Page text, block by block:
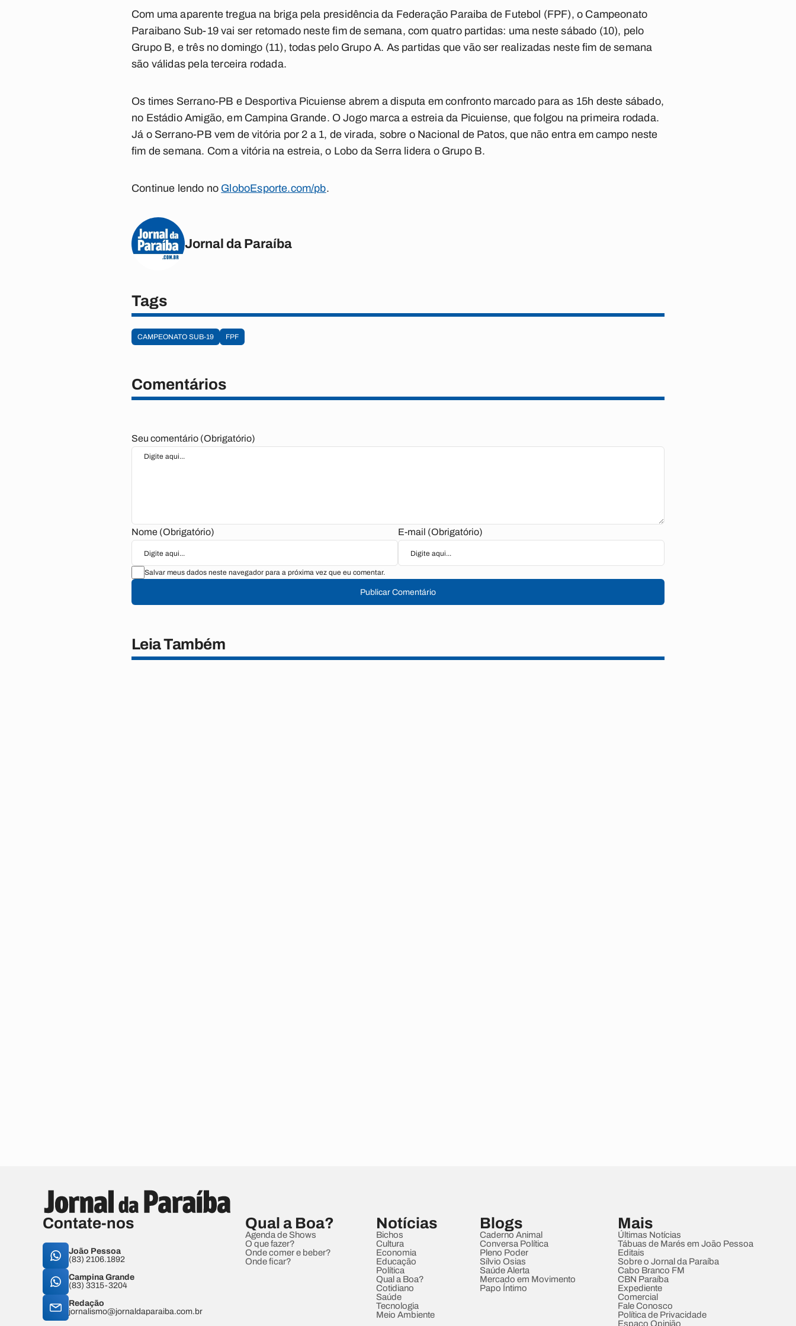
Com uma aparente tregua na briga pela presidência da Federação Paraiba de Futebol (FPF), o Campeonato
Paraibano Sub-19vai ser retomado neste fim de semana, com quatro partidas: uma neste sábado (10), pelo
Grupo B, e três no domingo (11), todas pelo Grupo A. As partidas que vão ser realizadas neste fim de semana
são válidas pela terceira rodada.
Os times Serrano-PB e Desportiva Picuiense abrem a disputa em confronto marcado para as 15h deste sábado,
no Estádio Amigão, em Campina Grande. O Jogo marca a estreia da Picuiense, que folgou na primeira rodada.
Já o Serrano-PB vem de vitória por 2 a 1, de virada, sobre o Nacional de Patos, que não entra em campo neste
fim de semana. Com a vitória na estreia, o Lobo da Serra lidera o Grupo B.
Continue lendo no GloboEsporte.com/pb.
Jornal da Paraíba
Tags
CAMPEONATO SUB-19 FPF
Comentários
Seu comentário (Obrigatório)
Nome (Obrigatório) E-mail (Obrigatório)
Salvar meus dados neste navegador para a próxima vez que eu comentar.
Publicar Comentário
Leia Também
Contate-nos
João Pessoa
(83) 2106.1892
Campina Grande
(83) 3315-3204
Redação
jornalismo@jornaldaparaiba.com.br
Qual a Boa?
Agenda de Shows
O que fazer?
Onde comer e beber?
Onde ficar?
Notícias
Bichos
Cultura
Economia
Educação
Política
Qual a Boa?
Cotidiano
Saúde
Tecnologia
Meio Ambiente
Blogs
Caderno Animal
Conversa Política
Pleno Poder
Sílvio Osias
Saúde Alerta
Mercado em Movimento
Papo Íntimo
Mais
Últimas Notícias
Tábuas de Marés em João Pessoa
Editais
Sobre o Jornal da Paraíba
Cabo Branco FM
CBN Paraíba
Expediente
Comercial
Fale Conosco
Política de Privacidade
Espaço Opinião